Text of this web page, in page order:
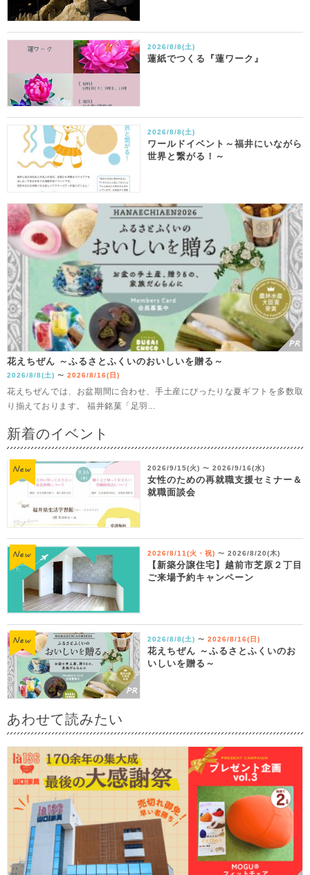
2026/8/8(土)
蓮紙でつくる『蓮ワーク』
2026/8/8(土)
ワールドイベント～福井にいながら
世界と繋がる！～
花えちぜん ～ふるさとふくいのおいしいを贈る～
2026/8/8(土) 〜 2026/8/16(日)
花えちぜんでは、お盆期間に合わせ、手土産にぴったりな夏ギフトを多数取
り揃えております。 福井銘菓「足羽...
新着のイベント
2026/9/15(火) 〜 2026/9/16(水)
女性のための再就職支援セミナー＆
就職面談会
2026/8/11(火・祝) 〜 2026/8/20(木)
【新築分譲住宅】越前市芝原２丁目
ご来場予約キャンペーン
2026/8/8(土) 〜 2026/8/16(日)
花えちぜん ～ふるさとふくいのお
いしいを贈る～
あわせて読みたい